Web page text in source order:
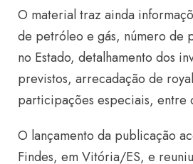
O material traz ainda
de petróleo e gás, número de
no Estado, detalhamento dos
previstos, arrecadação de
participações especiais, entre
O lançamento da publicação
Findes, em Vitória/ES, e